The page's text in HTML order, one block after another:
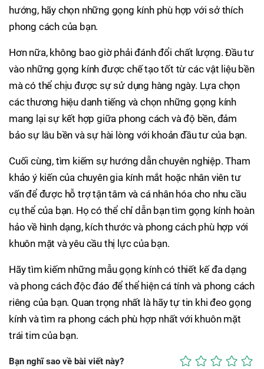
hướng, hãy chọn những gọng kính phù hợp với sở thích
phong cách của bạn.
Hơn nữa, không bao giờ phải đánh đổi chất lượng. Đầu tư
vào những gọng kính được chế tạo tốt từ các vật liệu bền
mà có thể chịu được sự sử dụng hàng ngày. Lựa chọn
các thương hiệu danh tiếng và chọn những gọng kính
mang lại sự kết hợp giữa phong cách và độ bền, đảm
bảo sự lâu bền và sự hài lòng với khoản đầu tư của bạn.
Cuối cùng, tìm kiếm sự hướng dẫn chuyên nghiệp. Tham
khảo ý kiến của chuyên gia kính mắt hoặc nhân viên tư
vấn để được hỗ trợ tận tâm và cá nhân hóa cho nhu cầu
cụ thể của bạn. Họ có thể chỉ dẫn bạn tìm gọng kính hoàn
hảo về hình dạng, kích thước và phong cách phù hợp với
khuôn mặt và yêu cầu thị lực của bạn.
Hãy tìm kiếm những mẫu gọng kính có thiết kế đa dạng
và phong cách độc đáo để thể hiện cá tính và phong cách
riêng của bạn. Quan trọng nhất là hãy tự tin khi đeo gọng
kính và tìm ra phong cách phù hợp nhất với khuôn mặt
trái tim của bạn.
Bạn nghĩ sao về bài viết này?